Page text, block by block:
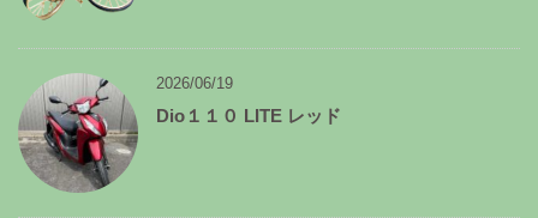
2026/06/19
Dio１１０ LITE レッド